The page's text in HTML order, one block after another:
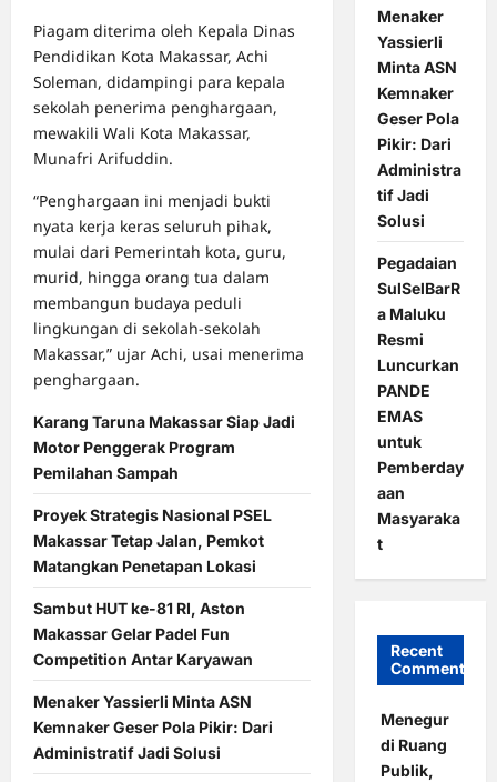
Piagam diterima oleh Kepala Dinas
Pendidikan Kota Makassar, Achi
Soleman, didampingi para kepala
sekolah penerima penghargaan,
mewakili Wali Kota Makassar,
Munafri Arifuddin.
“Penghargaan ini menjadi bukti
nyata kerja keras seluruh pihak,
mulai dari Pemerintah kota, guru,
murid, hingga orang tua dalam
membangun budaya peduli
lingkungan di sekolah-sekolah
Makassar,” ujar Achi, usai menerima
penghargaan.
Karang Taruna Makassar Siap Jadi
Motor Penggerak Program
Pemilahan Sampah
Proyek Strategis Nasional PSEL
Makassar Tetap Jalan, Pemkot
Matangkan Penetapan Lokasi
Sambut HUT ke-81 RI, Aston
Makassar Gelar Padel Fun
Competition Antar Karyawan
Menaker Yassierli Minta ASN
Kemnaker Geser Pola Pikir: Dari
Administratif Jadi Solusi
Menaker
Yassierli
Minta ASN
Kemnaker
Geser Pola
Pikir: Dari
Administra
tif Jadi
Solusi
Pegadaian
SulSelBarR
a Maluku
Resmi
Luncurkan
PANDE
EMAS
untuk
Pemberday
aan
Masyaraka
t
Recent
Comments
Menegur
di Ruang
Publik,